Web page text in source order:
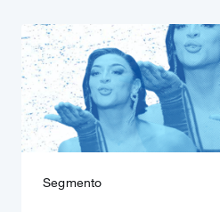
Segmento